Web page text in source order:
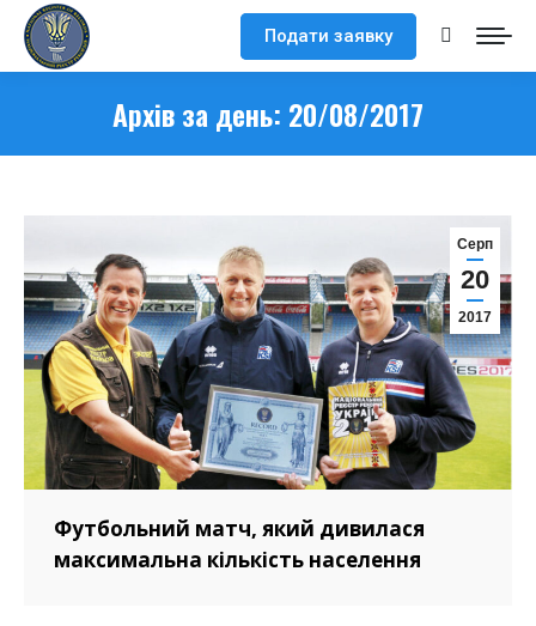
Подати заявку Search:
Архів за день: 20/08/2017
Серп
20
2017
Футбольний матч, який дивилася
максимальна кількість населення